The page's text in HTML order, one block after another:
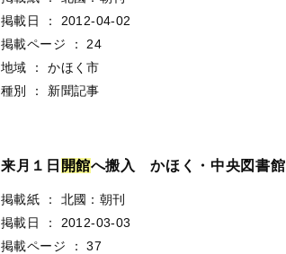
掲載日
：
2012-04-02
掲載ページ
：
24
地域
：
かほく市
種別
： 新聞記事
来月１日 開館へ搬入 かほく・中央図書館
掲載紙 ：
北國：朝刊
掲載日
：
2012-03-03
掲載ページ
：
37